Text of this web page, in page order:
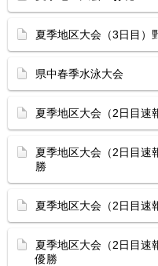
夏季地区大会（3日目
県中春季水泳大会
夏季地区大会（2日目
夏季地区大会（2日目速
勝
夏季地区大会（2日目
夏季地区大会（2日目
優勝